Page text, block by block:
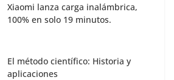
Xiaomi lanza carga inalámbrica,
100% en solo 19 minutos.
El método científico: Historia y
aplicaciones